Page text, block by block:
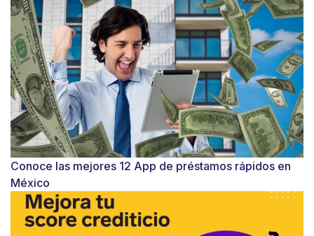
Conoce las mejores 12 App de préstamos rápidos en
México